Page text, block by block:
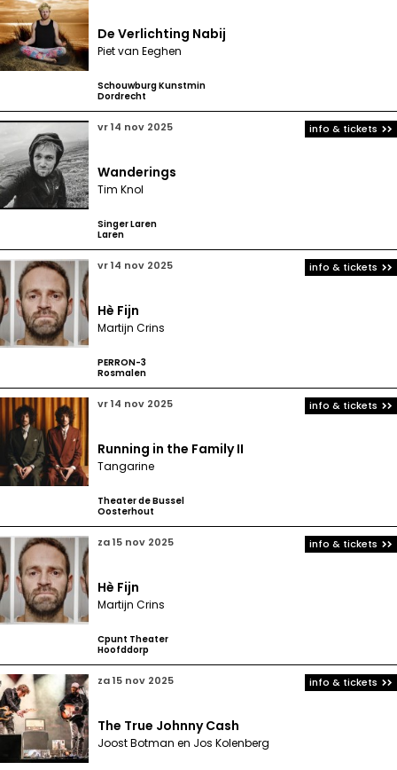
De Verlichting Nabij
Piet van Eeghen
Schouwburg Kunstmin
Dordrecht
vr 14 nov 2025
Wanderings
Tim Knol
Singer Laren
Laren
info & tickets
vr 14 nov 2025
Hè Fijn
Martijn Crins
PERRON-3
Rosmalen
info & tickets
vr 14 nov 2025
Running in the Family II
Tangarine
Theater de Bussel
Oosterhout
info & tickets
za 15 nov 2025
Hè Fijn
Martijn Crins
Cpunt Theater
Hoofddorp
info & tickets
za 15 nov 2025
The True Johnny Cash
Joost Botman en Jos Kolenberg
info & tickets